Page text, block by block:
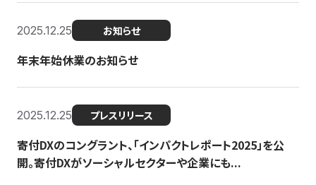
2025.12.25 お知らせ
年末年始休業のお知らせ
2025.12.25 プレスリリース
寄付DXのコングラント、「インパクトレポート2025」を公
開。寄付DXがソーシャルセクターや企業にも...